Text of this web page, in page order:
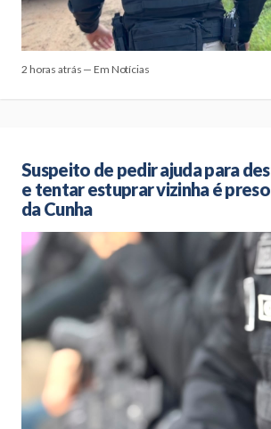
2 horas atrás — Em Notícias
Suspeito de pedir ajuda para
e tentar estuprar vizinha é
da Cunha